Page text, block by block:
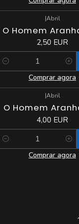
|Abril
O Homem
2,50 EUR
Comprar agora
|Abril
O Homem
4,00 EUR
Comprar agora